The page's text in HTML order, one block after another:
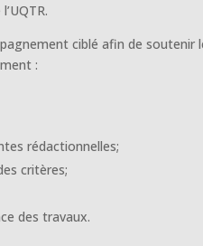
ciblé afin de
:
rédactionnelles;
critères;
des travaux.